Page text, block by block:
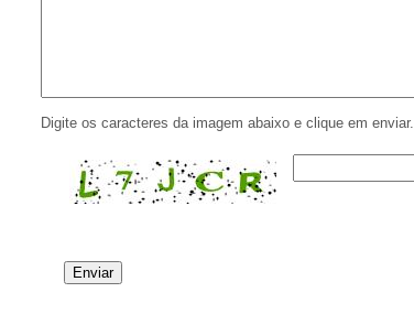
Digite os caracteres da imagem abaixo e clique em enviar.